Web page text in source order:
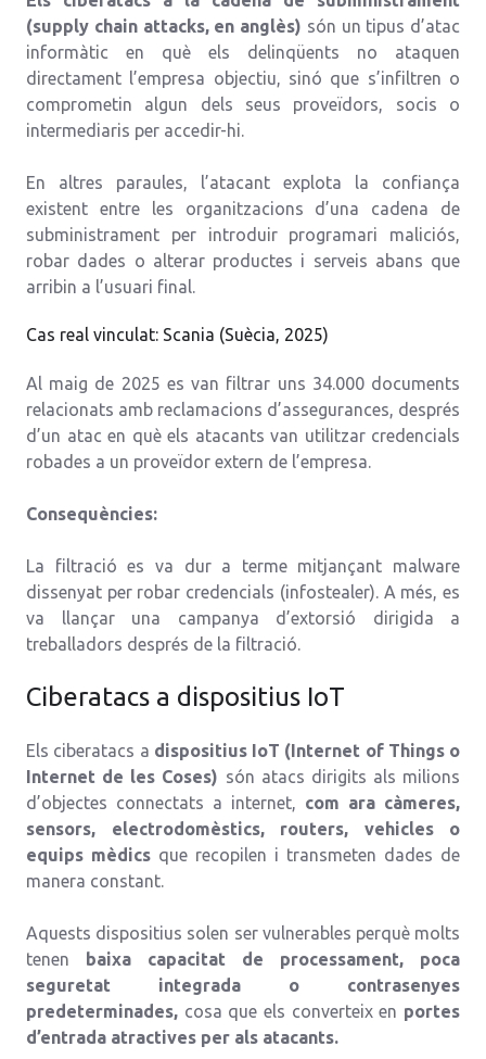
(supply chain attacks, en anglès) són un tipus d’atac
informàtic en què els delinqüents no ataquen
directament l’empresa objectiu, sinó que s’infiltren o
comprometin algun dels seus proveïdors, socis o
intermediaris per accedir-hi.
En altres paraules, l’atacant explota la confiança
existent entre les organitzacions d’una cadena de
subministrament per introduir programari maliciós,
robar dades o alterar productes i serveis abans que
arribin a l’usuari final.
Cas real vinculat: Scania (Suècia, 2025)
Al maig de 2025 es van filtrar uns 34.000 documents
relacionats amb reclamacions d’assegurances, després
d’un atac en què els atacants van utilitzar credencials
robades a un proveïdor extern de l’empresa.
Consequències:
La filtració es va dur a terme mitjançant malware
dissenyat per robar credencials (infostealer). A més, es
va llançar una campanya d’extorsió dirigida a
treballadors després de la filtració.
Ciberatacs a dispositius IoT
Els ciberatacs a dispositius IoT (Internet of Things o
Internet de les Coses) són atacs dirigits als milions
d’objectes connectats a internet, com ara càmeres,
sensors, electrodomèstics, routers, vehicles o
equips mèdics que recopilen i transmeten dades de
manera constant.
Aquests dispositius solen ser vulnerables perquè molts
tenen baixa capacitat de processament, poca
seguretat integrada o contrasenyes
predeterminades, cosa que els converteix en portes
d’entrada atractives per als atacants.